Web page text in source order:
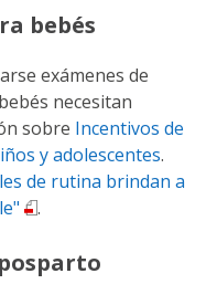
bebés
exámenes de
necesitan
sobre Incentivos de
y adolescentes.
de rutina brindan a
.